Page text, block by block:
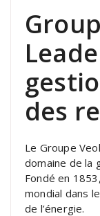
des
Le Groupe
domaine de la
Fondé en
mondial dans
de l’énergie.